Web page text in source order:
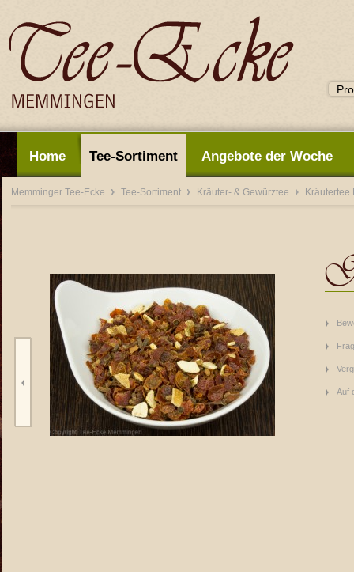
Home Tee-Sortiment Angebote der Woche
Memminger Tee-Ecke Tee-Sortiment Kräuter- & Gewürztee
Auf